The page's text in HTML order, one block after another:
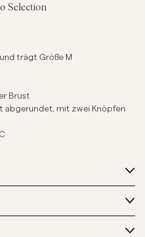
Add to Selection
trägt Größe M
Brust
abgerundet, mit zwei Knöpfen